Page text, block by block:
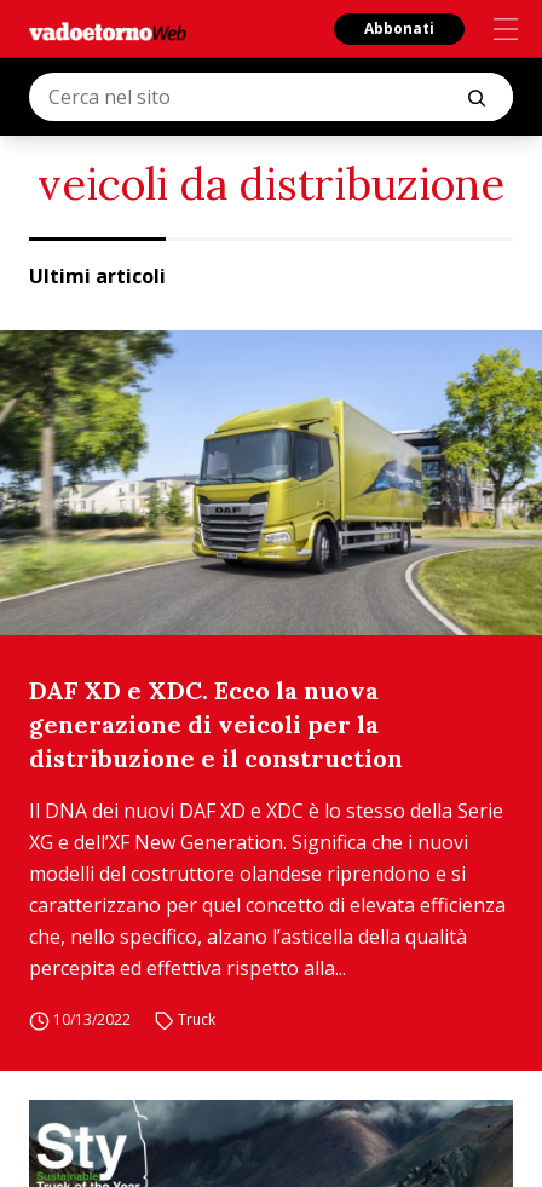
Abbonati
veicoli da distribuzione
Ultimi articoli
DAF XD e XDC. Ecco la nuova
generazione di veicoli per la
distribuzione e il construction
Il DNA dei nuovi DAF XD e XDC è lo stesso della Serie
XG e dell’XF New Generation. Significa che i nuovi
modelli del costruttore olandese riprendono e si
caratterizzano per quel concetto di elevata efficienza
che, nello specifico, alzano l’asticella della qualità
percepita ed effettiva rispetto alla...
10/13/2022 Truck